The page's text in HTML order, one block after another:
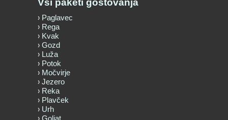
Vsi paketi gostovanja
Paglavec
Rega
Kvak
Gozd
Luža
Potok
Močvirje
Jezero
Reka
Plavček
Urh
Goliat